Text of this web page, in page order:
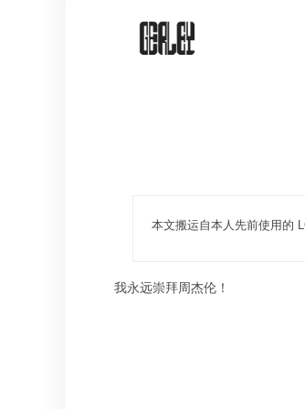
本文搬运自本人先前使用的
我永远崇拜周杰伦！